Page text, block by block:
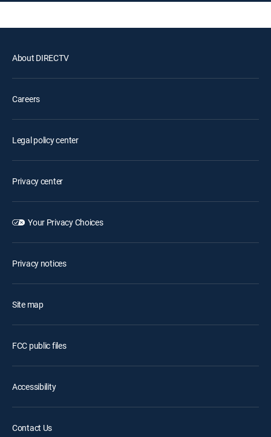
About DIRECTV
Careers
Legal policy center
Privacy center
Your Privacy Choices
Privacy notices
Site map
FCC public files
Accessibility
Contact Us